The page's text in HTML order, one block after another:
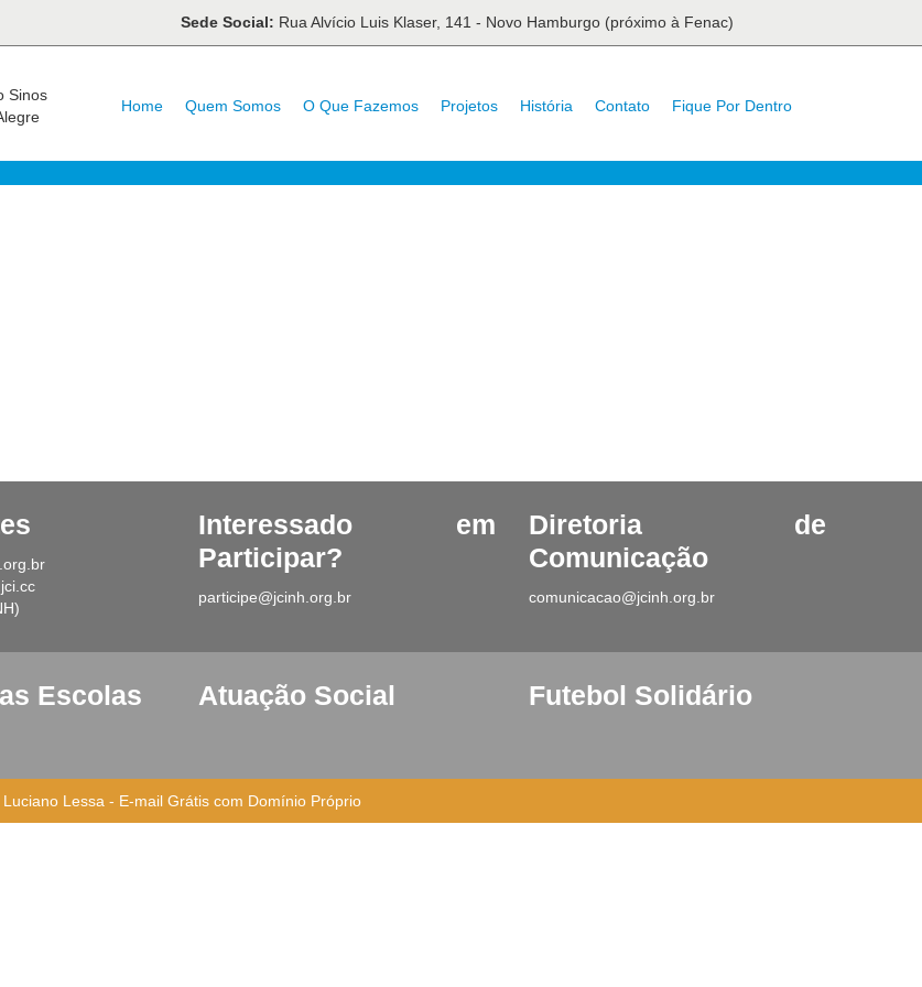
Sede Social: Rua Alvício Luis Klaser, 141 - Novo Hamburgo (próximo à Fenac)
Sinos
Home Quem Somos O Que Fazemos Projetos História Contato Fique Por Dentro
Interessado em
Participar?
participe@jcinh.org.br
Diretoria de
Comunicação
comunicacao@jcinh.org.br
Escolas Atuação Social Futebol Solidário
Luciano Lessa - E-mail Grátis com Domínio Próprio